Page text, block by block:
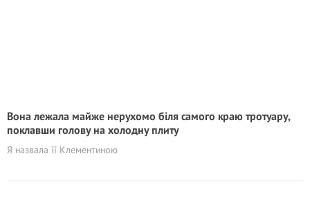
Вона лежала майже нерухомо біля самого краю тротуару,
поклавши голову на холодну плиту
Я назвала її Клементиною